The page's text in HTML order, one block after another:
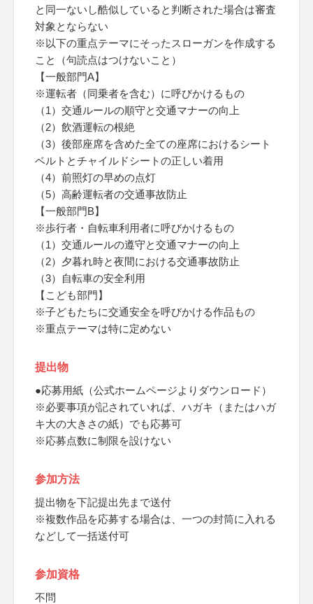
と同一ないし酷似していると判断された場合は審査
対象とならない
※以下の重点テーマにそったスローガンを作成する
こと（句読点はつけないこと）
【一般部門A】
※運転者（同乗者を含む）に呼びかけるもの
（1）交通ルールの順守と交通マナーの向上
（2）飲酒運転の根絶
（3）後部座席を含めた全ての座席におけるシート
ベルトとチャイルドシートの正しい着用
（4）前照灯の早めの点灯
（5）高齢運転者の交通事故防止
【一般部門B】
※歩行者・自転車利用者に呼びかけるもの
（1）交通ルールの遵守と交通マナーの向上
（2）夕暮れ時と夜間における交通事故防止
（3）自転車の安全利用
【こども部門】
※子どもたちに交通安全を呼びかける作品もの
※重点テーマは特に定めない
提出物
●応募用紙（公式ホームページよりダウンロード）
※必要事項が記されていれば、ハガキ（またはハガ
キ大の大きさの紙）でも応募可
※応募点数に制限を設けない
参加方法
提出物を下記提出先まで送付
※複数作品を応募する場合は、一つの封筒に入れる
などして一括送付可
参加資格
不問